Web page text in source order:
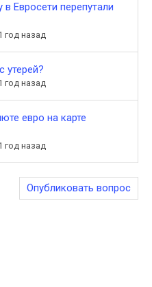
в Евросети перепутали
год назад
утерей?
год назад
евро на карте
год назад
Опубликовать вопрос